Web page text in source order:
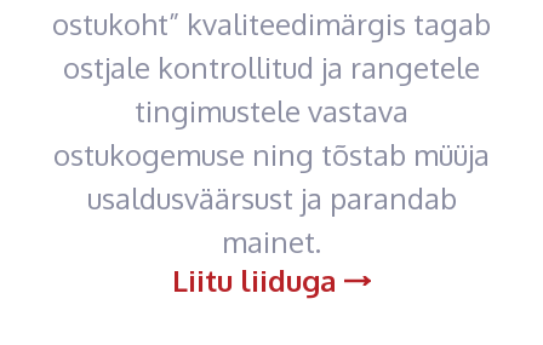
ostukoht” kvaliteedimärgis tagab
ostjale kontrollitud ja rangetele
tingimustele vastava
ostukogemuse ning tõstab müüja
usaldusväärsust ja parandab
mainet.
Liitu liiduga